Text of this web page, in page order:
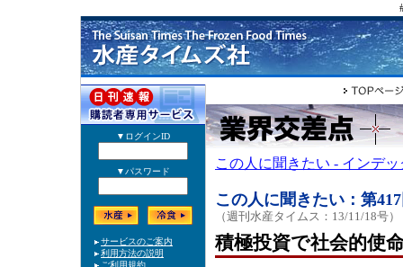
この人に聞きたい - インデ
この人に聞きたい：第
（週刊水産タイムス：13/11/18号）
積極投資で社会的使